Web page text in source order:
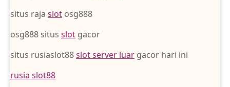
situs raja slot osg888
osg888 situs slot gacor
situs rusiaslot88slot server luar gacor hari ini
rusia slot88